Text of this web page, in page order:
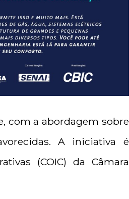
com a abordagem sobre
A iniciativa é
(COIC) da Câmara